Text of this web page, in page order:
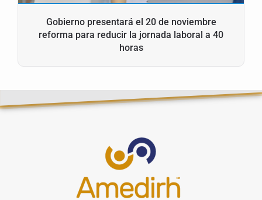
Gobierno presentará el 20 de noviembre
reforma para reducir la jornada laboral a 40
horas